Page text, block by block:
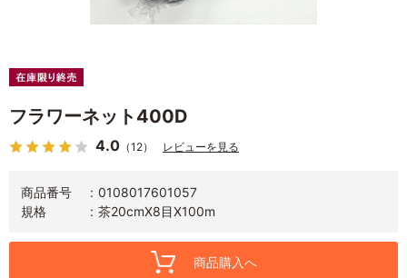
フラワーネット400D
4.0 （12） レビューを見る
商品番号
0108017601057
規格
茶20cmX8目X100m
商品購入へ